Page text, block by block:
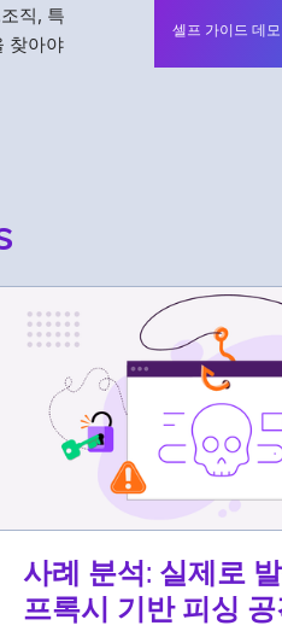
직, 특
찾아야
셀프 가이드 데
사례 분석: 실제로
프록시 기반 피싱 공